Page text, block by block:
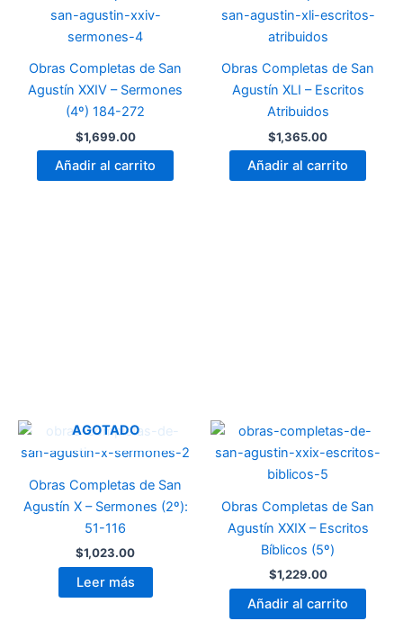
Obras Completas de San
Agustín XXIV – Sermones
(4º) 184-272
$1,699.00
Añadir al carrito
Obras Completas de San
Agustín XLI – Escritos
Atribuidos
$1,365.00
Añadir al carrito
AGOTADO
Obras Completas de San
Agustín X – Sermones (2º):
51-116
$1,023.00
Leer más
Obras Completas de San
Agustín XXIX – Escritos
Bíblicos (5º)
$1,229.00
Añadir al carrito